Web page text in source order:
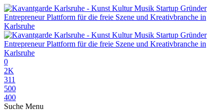
0
2K
311
500
400
Suche Menu